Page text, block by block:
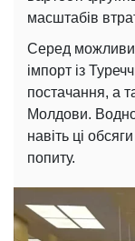
масштабів
Серед
імпорт із
постачання, а
Молдови.
навіть ці
попиту.